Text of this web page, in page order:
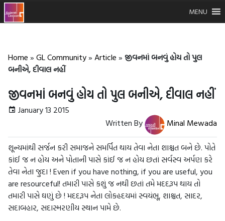
MENU
Home » GL Community» Article » જીવનમાં બનવું હોય તો પુલ
બનીએ, દીવાલ નહીં
જીવનમાં બનવું હોય તો પુલ બનીએ, દીવાલ નહીં
January 13 2015
Written By
Minal Mewada
શૂન્યમાંથી સર્જન કરી સમાજને સમર્પિત થાય તેવા નેતા શાશ્ચત બને છે. પોતે
કાંઈ જ ન હોય અને પોતાની પાસે કાંઈ જ ન હોય છતાં સર્વસ્વ અર્પણ કરે
તેવા નેતા જુદા ! Even if you have nothing, if you are useful, you
are resourceful! તમારી પાસે કશું જ નથી છતાં તમે મદદરૂપ થાય તો
તમારી પાસે ઘણું છે ! મદદરૂપ નેતા લોકહૃદયમાં સ્વયંભૂ, શાશ્ચત, સાદર,
સદાબહાર, સદાસ્મરણીય સ્થાન પામે છે.